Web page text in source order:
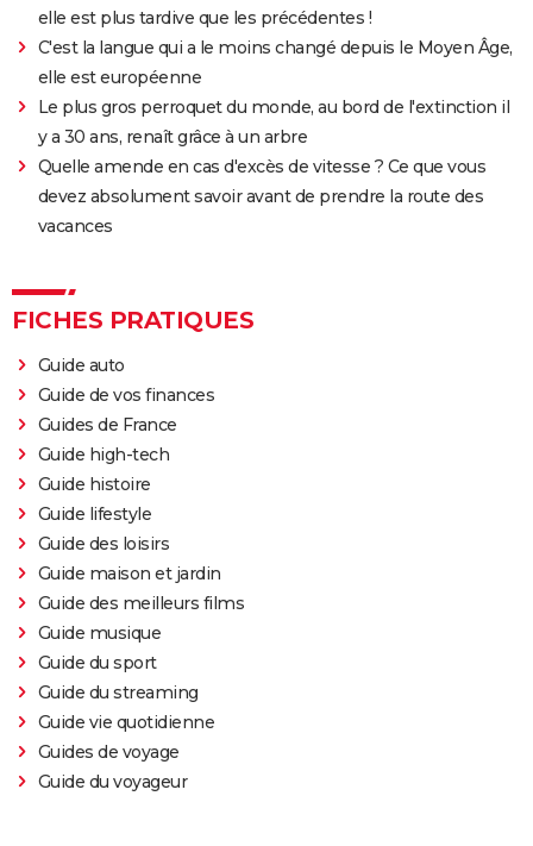
elle est plus tardive que les précédentes !
C'est la langue qui a le moins changé depuis le Moyen Âge,
elle est européenne
Le plus gros perroquet du monde, au bord de l'extinction il
y a 30 ans, renaît grâce à un arbre
Quelle amende en cas d'excès de vitesse ? Ce que vous
devez absolument savoir avant de prendre la route des
vacances
FICHES PRATIQUES
Guide auto
Guide de vos finances
Guides de France
Guide high-tech
Guide histoire
Guide lifestyle
Guide des loisirs
Guide maison et jardin
Guide des meilleurs films
Guide musique
Guide du sport
Guide du streaming
Guide vie quotidienne
Guides de voyage
Guide du voyageur